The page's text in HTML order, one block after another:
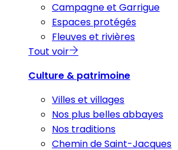
Campagne et Garrigue
Espaces protégés
Fleuves et rivières
Tout voir
Culture & patrimoine
Villes et villages
Nos plus belles abbayes
Nos traditions
Chemin de Saint-Jacques